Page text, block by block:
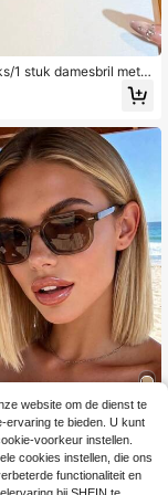
1 stuk damesbril met l
in bohemianstijl, vierka
transparant, van TR-
5
gepersonaliseerde kl
schildpaddru
modebril, casual mini
website om de dienst te
ervaring te bieden. U kunt
voorkeur instellen.
cookies instellen, die ons
functionaliteit en